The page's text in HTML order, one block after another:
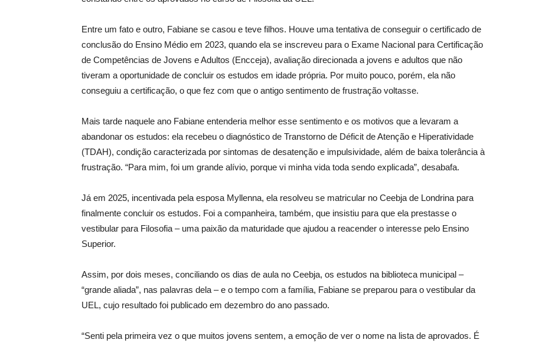
Entre um fato e outro, Fabiane se casou e teve filhos. Houve uma tentativa de conseguir o certificado de
conclusão do Ensino Médio em 2023, quando ela se inscreveu para o Exame Nacional para Certificação
de Competências de Jovens e Adultos (Encceja), avaliação direcionada a jovens e adultos que não
tiveram a oportunidade de concluir os estudos em idade própria. Por muito pouco, porém, ela não
conseguiu a certificação, o que fez com que o antigo sentimento de frustração voltasse.
Mais tarde naquele ano Fabiane entenderia melhor esse sentimento e os motivos que a levaram a
abandonar os estudos: ela recebeu o diagnóstico de Transtorno de Déficit de Atenção e Hiperatividade
(TDAH), condição caracterizada por sintomas de desatenção e impulsividade, além de baixa tolerância à
frustração. “Para mim, foi um grande alívio, porque vi minha vida toda sendo explicada”, desabafa.
Já em 2025, incentivada pela esposa Myllenna, ela resolveu se matricular no Ceebja de Londrina para
finalmente concluir os estudos. Foi a companheira, também, que insistiu para que ela prestasse o
vestibular para Filosofia – uma paixão da maturidade que ajudou a reacender o interesse pelo Ensino
Superior.
Assim, por dois meses, conciliando os dias de aula no Ceebja, os estudos na biblioteca municipal –
“grande aliada”, nas palavras dela – e o tempo com a família, Fabiane se preparou para o vestibular da
UEL, cujo resultado foi publicado em dezembro do ano passado.
“Senti pela primeira vez o que muitos jovens sentem, a emoção de ver o nome na lista de aprovados. É